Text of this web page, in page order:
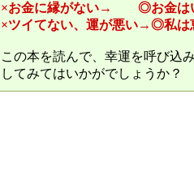
×お金に縁がない→ ◎お金は
×ツイてない、運が悪い→◎私は
この本を読んで、幸運を呼び込
してみてはいかがでしょうか？